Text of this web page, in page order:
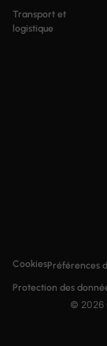
Transport et
logistique
© 2026
CookiesPréférences
Protection des